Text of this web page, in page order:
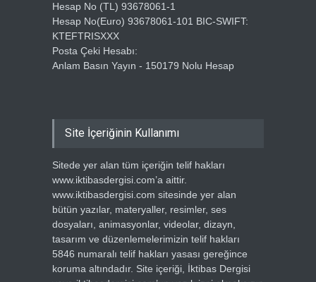
Hesap No (TL) 93678061-1
Hesap No(Euro) 93678061-101 BIC-SWIFT:
KTEFTRISXXX
Posta Çeki Hesabı:
Anlam Basın Yayın - 150179 Nolu Hesap
Site İçeriğinin Kullanımı
Sitede yer alan tüm içeriğin telif hakları
www.iktibasdergisi.com’a aittir.
www.iktibasdergisi.com sitesinde yer alan
bütün yazılar, materyaller, resimler, ses
dosyaları, animasyonlar, videolar, dizayn,
tasarım ve düzenlemelerimizin telif hakları
5846 numaralı telif hakları yasası gereğince
koruma altındadır. Site içeriği, İktibas Dergisi